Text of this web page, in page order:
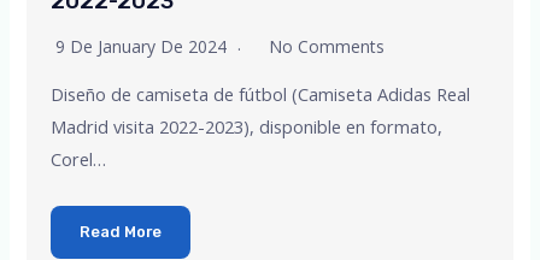
9 De January De 2024 No Comments
Diseño de camiseta de fútbol (Camiseta Adidas Real
Madrid visita 2022-2023), disponible en formato,
Corel…
Read More